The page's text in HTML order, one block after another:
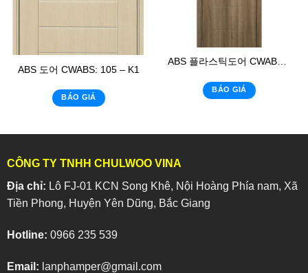
ABS 도어 CWABS: 105 – K1
BÁO GIÁ
ABS 플라스틱도어 CWABS: 118-1
BÁO GIÁ
CÔNG TY TNHH CHULWOO VINA
Địa chỉ: Lô FJ-01 KCN Song Khê, Nội Hoàng Phía nam, Xã
Tiền Phong, Huyện Yên Dũng, Bắc Giang
Hotline: 0966 235 539
Email: lanphamper@gmail.com